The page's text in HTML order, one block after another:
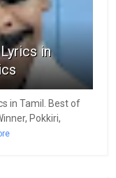
in
in Tamil. Best of
Pokkiri,